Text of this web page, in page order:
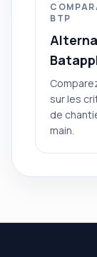
BTP
sur les
de
main.